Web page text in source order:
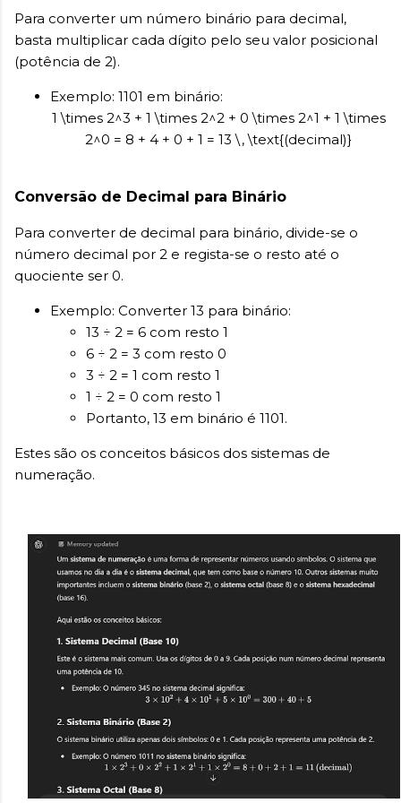
Para converter um número binário para decimal,
basta multiplicar cada dígito pelo seu valor posicional
(potência de 2).
Exemplo: 1101 em binário:
1 \times 2^3 + 1 \times 2^2 + 0 \times 2^1 + 1 \times
2^0 = 8 + 4 + 0 + 1 = 13 \, \text{(decimal)}
Conversão de Decimal para Binário
Para converter de decimal para binário, divide-se o
número decimal por 2 e regista-se o resto até o
quociente ser 0.
Exemplo: Converter 13 para binário:
13 ÷ 2 = 6 com resto 1
6 ÷ 2 = 3 com resto 0
3 ÷ 2 = 1 com resto 1
1 ÷ 2 = 0 com resto 1
Portanto, 13 em binário é 1101.
Estes são os conceitos básicos dos sistemas de
numeração.